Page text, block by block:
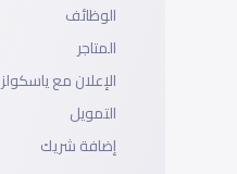
الوظائف
المتاجر
الإعلان مع ياسكولز
التمويل
إضافة شريك